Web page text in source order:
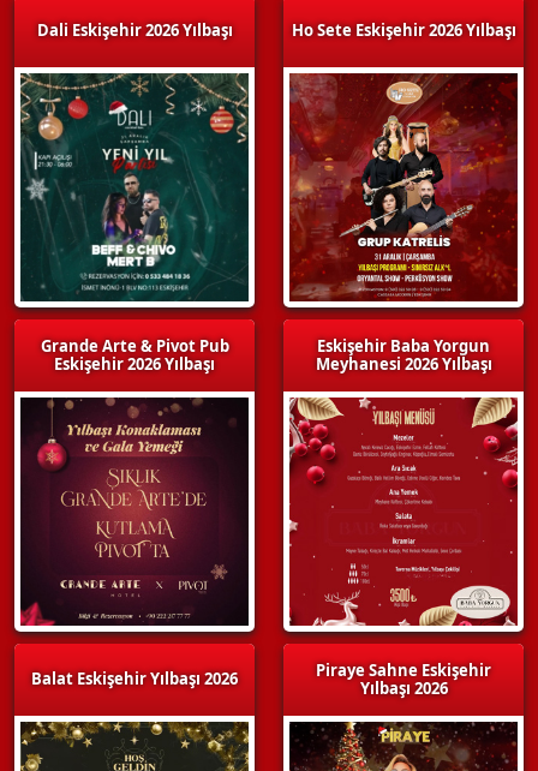
Dali Eskişehir 2026 Yılbaşı
Grande Arte & Pivot Pub
Eskişehir 2026 Yılbaşı
Balat Eskişehir Yılbaşı 2026
Ho Sete Eskişehir 2026 Yılbaşı
Eskişehir Baba Yorgun
Meyhanesi 2026 Yılbaşı
Piraye Sahne Eskişehir
Yılbaşı 2026